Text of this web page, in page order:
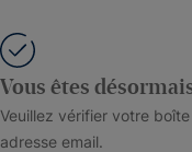
Vous êtes
Veuillez vérifier votre
adresse email.